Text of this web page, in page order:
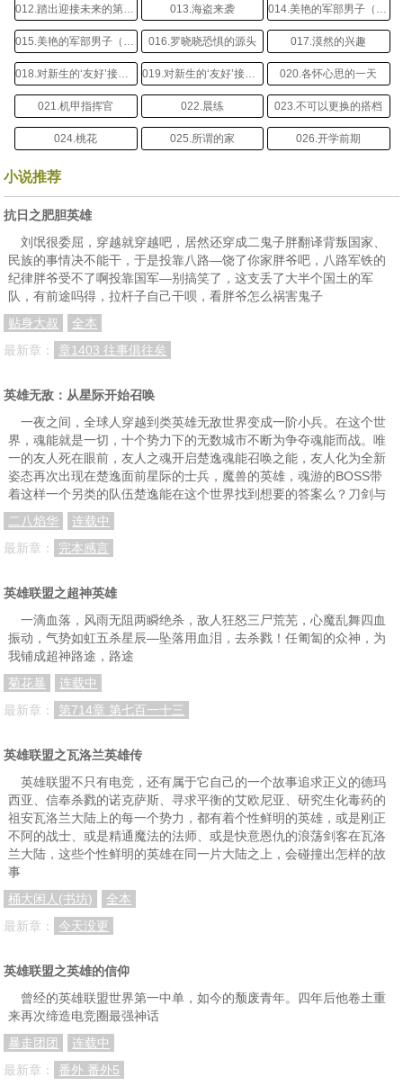
012.踏出迎接未来的第一步 013.海盗来袭 014.美艳的军部男子（上）
015.美艳的军部男子（下） 016.罗晓晓恐惧的源头 017.漠然的兴趣
018.对新生的‘友好’接待（上） 019.对新生的‘友好’接待（下） 020.各怀心思的一天
021.机甲指挥官 022.晨练 023.不可以更换的搭档
024.桃花 025.所谓的家 026.开学前期
001.炎烈的小心思
007.因为冲动发生的惨案 008.处理结果——连坐
010.来自学校的惩罚（中） 011.来自学校的惩罚（下） 012.惜才的亚利
013.魔法与斗气 014.来自指挥官系的挑战 015.可爱少年锦尼恩
016.炎烈的干预
022.宁多做无过错 023.亚利的语出惊人
025.神出鬼没的能量本源任务 026.亚利的打算 027.罗晓晓遇袭
028.炎烈的决定 029.睡过去的情节 030.八颗红皮鸡蛋
031.炎烈的傲娇气场 032.不经意之间的改变 033.被错的亚利导师
043.衣服 044.逛街风波（一） 045.逛街风波（二）
046.逛街风波（三）
049.逛街风波（六）
052.帝国影子部队首长虚锦天（下） 053.暴走的基因兽（一）
055.暴走的基因兽（三）
058.暴走的基因兽（六） 059.暴走的基因兽（七） 060.罗晓晓的昏迷与虚锦天的逃脱
061.金睛魔虎 062.所谓糊弄 063.罗晓晓的算计（上）
064.罗晓晓的算计（下） 065.关于炎烈 066.赛前准备
070.亚利的打算
006.入门考验
009.会议（下）
015.激战（下）
小说推荐
抗日之肥胆英雄
刘氓很委屈，穿越就穿越吧，居然还穿成二鬼子胖翻译背叛国家、
民族的事情决不能干，于是投靠八路—饶了你家胖爷吧，八路军铁的
纪律胖爷受不了啊投靠国军—别搞笑了，这支丢了大半个国土的军
队，有前途吗得，拉杆子自己干呗，看胖爷怎么祸害鬼子
贴身大叔
全本
最新章：
章1403 往事俱往矣
英雄无敌：从星际开始召唤
一夜之间，全球人穿越到类英雄无敌世界变成一阶小兵。在这个世
界，魂能就是一切，十个势力下的无数城市不断为争夺魂能而战。唯
一的友人死在眼前，友人之魂开启楚逸魂能召唤之能，友人化为全新
姿态再次出现在楚逸面前星际的士兵，魔兽的英雄，魂游的BOSS带
着这样一个另类的队伍楚逸能在这个世界找到想要的答案么？刀剑与
二八焰华
连载中
最新章：
完本感言
英雄联盟之超神英雄
一滴血落，风雨无阻两瞬绝杀，敌人狂怒三尸荒芜，心魔乱舞四血
振动，气势如虹五杀星辰—坠落用血泪，去杀戮！任匍匐的众神，为
我铺成超神路途，路途
菊花暴
连载中
最新章：
第714章 第七百一十三
英雄联盟之瓦洛兰英雄传
英雄联盟不只有电竞，还有属于它自己的一个故事追求正义的德玛
西亚、信奉杀戮的诺克萨斯、寻求平衡的艾欧尼亚、研究生化毒药的
祖安瓦洛兰大陆上的每一个势力，都有着个性鲜明的英雄，或是刚正
不阿的战士、或是精通魔法的法师、或是快意恩仇的浪荡剑客在瓦洛
兰大陆，这些个性鲜明的英雄在同一片大陆之上，会碰撞出怎样的故
事
桶大闲人(书坊)
全本
最新章：
今天没更
英雄联盟之英雄的信仰
曾经的英雄联盟世界第一中单，如今的颓废青年。四年后他卷土重
来再次缔造电竞圈最强神话
暴走团团
连载中
最新章：
番外 番外5